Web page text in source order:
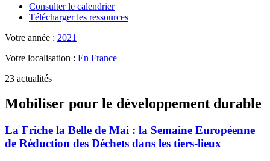
Consulter le calendrier
Télécharger les ressources
Votre année : 2021
Votre localisation : En France
23 actualités
Mobiliser pour le développement durable
La Friche la Belle de Mai : la Semaine Européenne
de Réduction des Déchets dans les tiers-lieux